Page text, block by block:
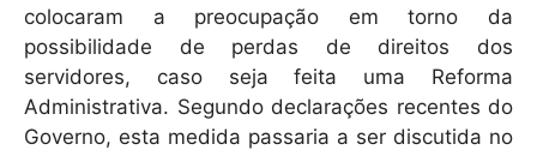
colocaram a preocupação em torno da
possibilidade de perdas de direitos dos
servidores, caso seja feita uma Reforma
Administrativa. Segundo declarações recentes do
Governo, esta medida passaria a ser discutida no